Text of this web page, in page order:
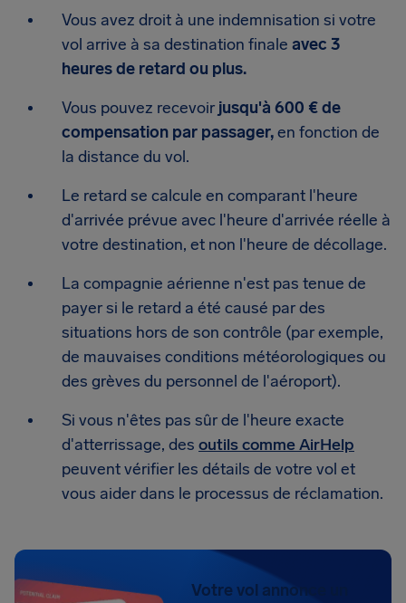
Vous avez droit à une indemnisation si votre
vol arrive à sa destination finale avec 3
heures de retard ou plus.
Vous pouvez recevoir jusqu'à 600 € de
compensation par passager,en fonction de
la distance du vol.
Le retard se calcule en comparant l'heure
d'arrivée prévue avec l'heure d'arrivée réelle à
votre destination, et non l'heure de décollage.
La compagnie aérienne n'est pas tenue de
payer si le retard a été causé par des
situations hors de son contrôle (par exemple,
de mauvaises conditions météorologiques ou
des grèves du personnel de l'aéroport).
Si vous n'êtes pas sûr de l'heure exacte
d'atterrissage, des outils comme AirHelp
peuvent vérifier les détails de votre vol et
vous aider dans le processus de réclamation.
Votre vol annonce un